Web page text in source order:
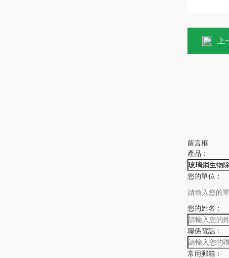
上
留言框
產品：
您的單位：
您的姓名：
聯係電話：
常用郵箱：